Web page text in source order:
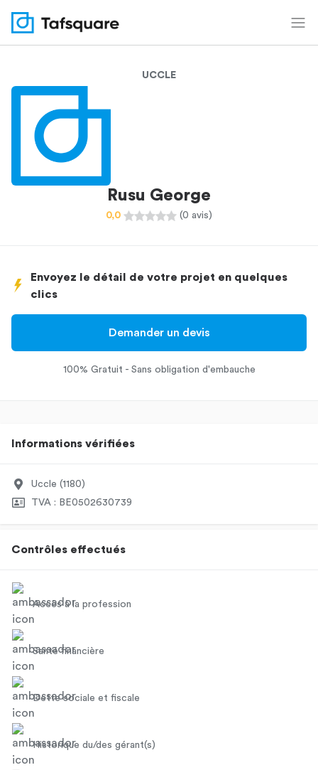
UCCLE
Rusu George
0,0 (0 avis)
Envoyez le détail de votre projet en quelques
clics
Demander un devis
100% Gratuit - Sans obligation d'embauche
Informations vérifiées
Uccle (1180)
TVA : BE0502630739
Contrôles effectués
Accès à la profession
Santé financière
Dette sociale et fiscale
Historique du/des gérant(s)